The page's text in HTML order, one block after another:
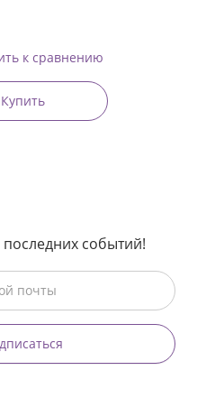
к сравнению
Купить
последних событий!